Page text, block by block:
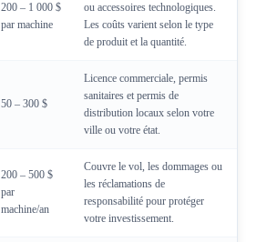
200 – 1 000 $
par machine
ou accessoires technologiques.
Les coûts varient selon le type
de produit et la quantité.
50 – 300 $
Licence commerciale, permis
sanitaires et permis de
distribution locaux selon votre
ville ou votre état.
200 – 500 $
par
machine/an
Couvre le vol, les dommages ou
les réclamations de
responsabilité pour protéger
votre investissement.